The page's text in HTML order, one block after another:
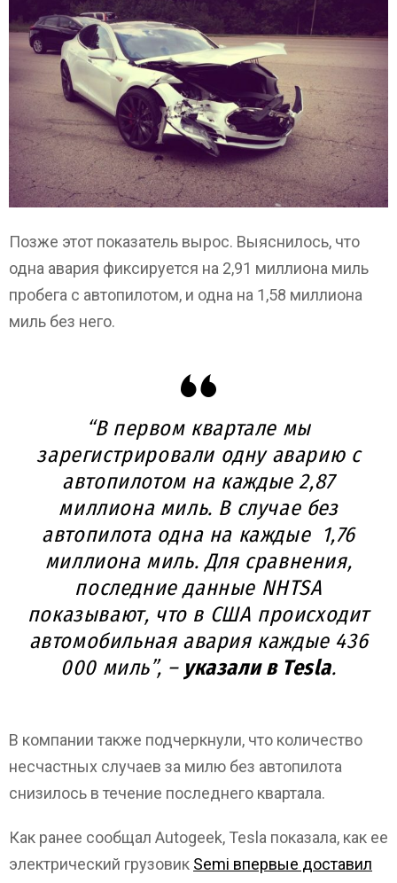
Позже этот показатель вырос. Выяснилось, что
одна авария фиксируется на 2,91 миллиона миль
пробега с автопилотом, и одна на 1,58 миллиона
миль без него.
“В первом квартале мы
зарегистрировали одну аварию с
автопилотом на каждые 2,87
миллиона миль. В случае без
автопилота одна на каждые 1,76
миллиона миль. Для сравнения,
последние данные NHTSA
показывают, что в США происходит
автомобильная авария каждые 436
000 миль”, – указали в Tesla.
В компании также подчеркнули, что количество
несчастных случаев за милю без автопилота
снизилось в течение последнего квартала.
Как ранее сообщал Autogeek, Tesla показала, как ее
электрический грузовик Semi впервые доставил